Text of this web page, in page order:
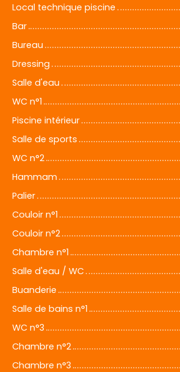
Local technique piscine
Bar
Bureau
Dressing
Salle d'eau
WC n°1
Piscine intérieur
Salle de sports
WC n°2
Hammam
Palier
Couloir n°1
Couloir n°2
Chambre n°1
Salle d'eau / WC
Buanderie
Salle de bains n°1
WC n°3
Chambre n°2
Chambre n°3